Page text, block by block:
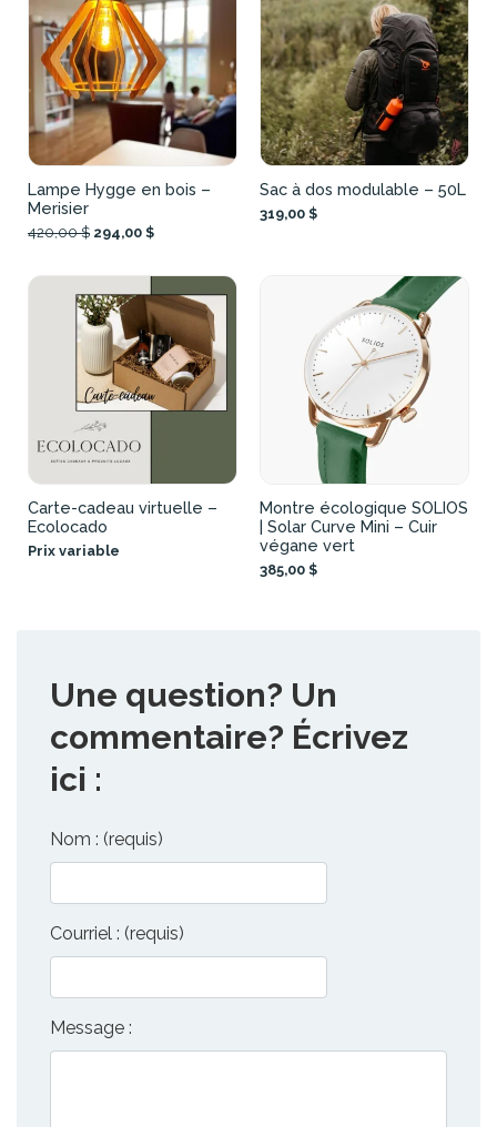
Lampe Hygge en bois –
Merisier
420,00 $ 294,00 $
Sac à dos modulable – 50L
319,00 $
Carte-cadeau virtuelle –
Ecolocado
Prix variable
Montre écologique SOLIOS
| Solar Curve Mini – Cuir
végane vert
385,00 $
Une question? Un
commentaire? Écrivez
ici :
Nom : (requis)
Courriel : (requis)
Message :